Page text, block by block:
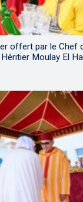
offert par le Chef
Moulay El